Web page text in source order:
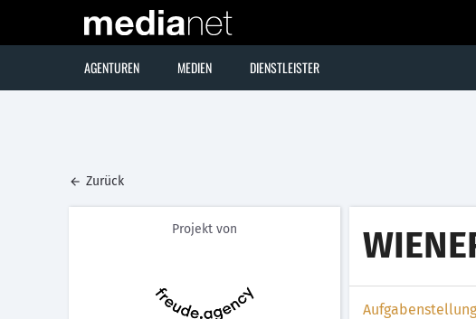
AGENTUREN MEDIEN DIENSTLEISTER
Zurück
Projekt von
Aufgabenstellung